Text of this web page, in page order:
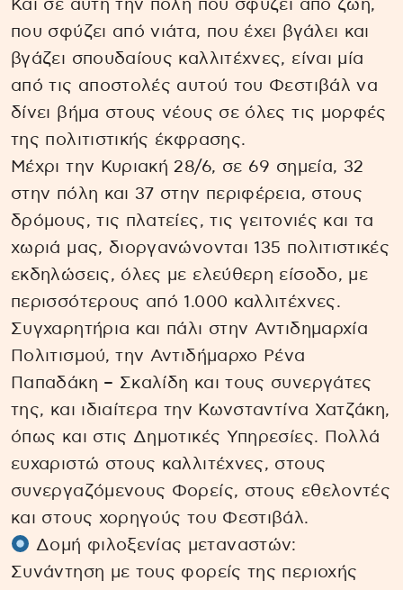
Και σε αυτή την πόλη που σφύζει από ζωή,
που σφύζει από νιάτα, που έχει βγάλει και
βγάζει σπουδαίους καλλιτέχνες, είναι μία
από τις αποστολές αυτού του Φεστιβάλ να
δίνει βήμα στους νέους σε όλες τις μορφές
της πολιτιστικής έκφρασης.
Μέχρι την Κυριακή 28/6, σε 69 σημεία, 32
στην πόλη και 37 στην περιφέρεια, στους
δρόμους, τις πλατείες, τις γειτονιές και τα
χωριά μας, διοργανώνονται 135 πολιτιστικές
εκδηλώσεις, όλες με ελεύθερη είσοδο, με
περισσότερους από 1.000 καλλιτέχνες.
Συγχαρητήρια και πάλι στην Αντιδημαρχία
Πολιτισμού, την Αντιδήμαρχο Ρένα
Παπαδάκη – Σκαλίδη και τους συνεργάτες
της, και ιδιαίτερα την Κωνσταντίνα Χατζάκη,
όπως και στις Δημοτικές Υπηρεσίες. Πολλά
ευχαριστώ στους καλλιτέχνες, στους
συνεργαζόμενους Φορείς, στους εθελοντές
και στους χορηγούς του Φεστιβάλ.
Δομή φιλοξενίας μεταναστών:
Συνάντηση με τους φορείς της περιοχής